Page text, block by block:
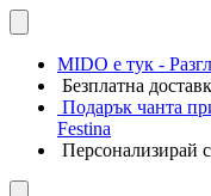
MIDO е тук -
Безплатна
Подарък чанта
Festina
Персонализирай